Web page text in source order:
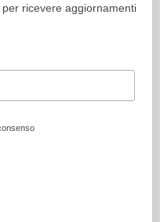
ricevere aggiornamenti